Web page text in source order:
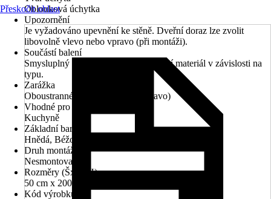
Oblouková úchytka
Upozornění
Je vyžadováno upevnění ke stěně. Dveřní doraz lze zvolit
libovolně vlevo nebo vpravo (při montáži).
Součástí balení
Smysluplný montážní návod, montážní materiál v závislosti na
typu.
Zarážka
Oboustranné (s montáží vlevo/vpravo)
Vhodné pro prostory
Kuchyně
Základní barva
Hnědá, Béžová
Druh montáže
Nesmontované
Rozměry (ŠxVxH)
50 cm x 200 cm x 47 cm
Kód výrobku
Přeskočit oblast